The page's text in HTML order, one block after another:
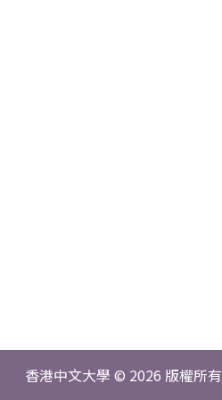
香港中文大學 © 2026 版權所有